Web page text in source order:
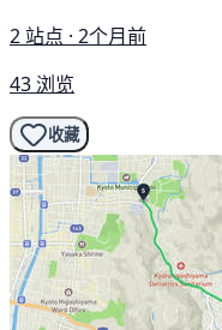
2 站点 · 2个月前
43 浏览
收藏